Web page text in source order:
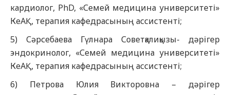
кардиолог, PhD, «Семей медицина университеті»
КеАҚ, терапия кафедрасының ассистенті;
5) Сәрсебаева Гүлнара Советқалиқызы- дәрігер
эндокринолог, «Семей медицина университеті»
КеАҚ, терапия кафедрасының ассистенті;
6) Петрова Юлия Викторовна – дәрігер